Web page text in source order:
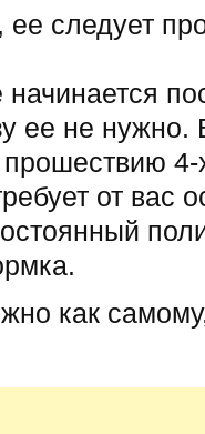
следует
ее не
4-
от вас
как